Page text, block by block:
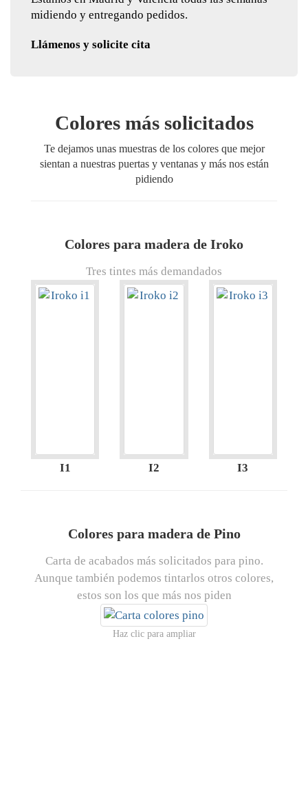
midiendo y entregando pedidos.
Llámenos y solicite cita
Colores más solicitados
Te dejamos unas muestras de los colores que mejor
sientan a nuestras puertas y ventanas y más nos están
pidiendo
Colores para madera de Iroko
Tres tintes más demandados
I1 I2 I3
Colores para madera de Pino
Carta de acabados más solicitados para pino.
Aunque también podemos tintarlos otros colores,
estos son los que más nos piden
Haz clic para ampliar